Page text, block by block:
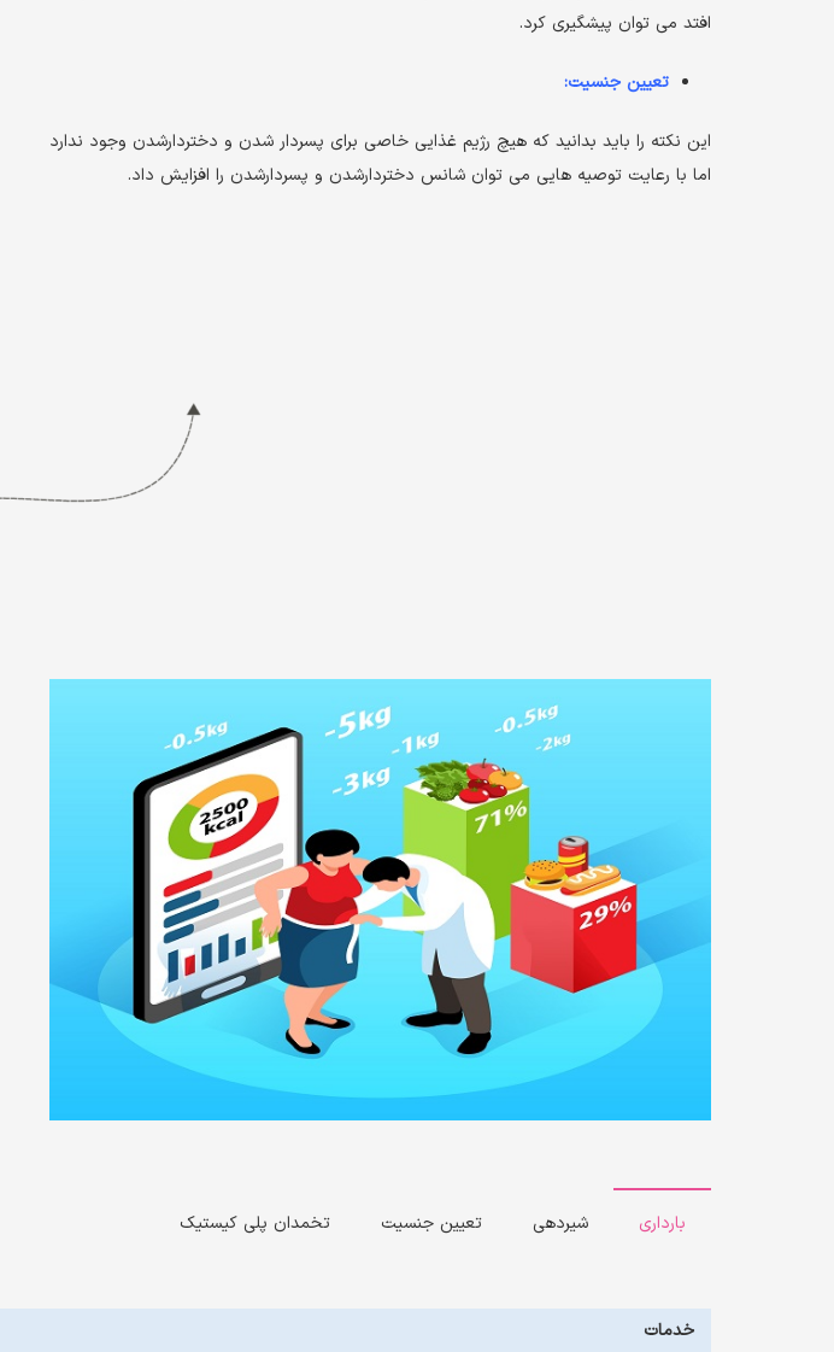
افتد می توان پیشگیری کرد.
تعیین جنسیت:
این نکته را باید بدانید که هیچ رژیم غذایی خاصی برای پسردار شدن و دختردارشدن وجود ندارد
اما با رعایت توصیه هایی می توان شانس دختردارشدن و پسردارشدن را افزایش داد.
بارداری شیردهی تعیین جنسیت تخمدان پلی کیستیک
خدمات